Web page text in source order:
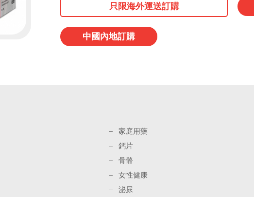
只限海外運送訂購
中國內地訂購
家庭用藥
鈣片
骨骼
女性健康
泌尿